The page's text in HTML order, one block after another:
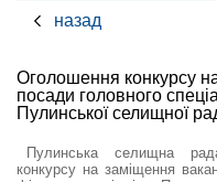
назад
Оголошення конкурсу
посади головного
Пулинської селищної
Пулинська селищна
конкурсу на заміщення